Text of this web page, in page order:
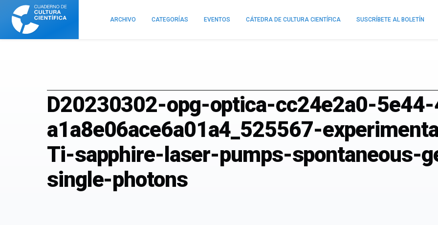
Cuaderno
Cultura
Científica
ARCHIVO CATEGORÍAS EVENTOS CÁTEDRA DE CULTURA CIENTÍFICA SUSCRÍBETE AL BOLETÍN
D20230302-opg-optica-cc24e2a0-
a1a8e06ace6a01a4_525567-
Ti-sapphire-laser-pumps-spontaneous-
single-photons